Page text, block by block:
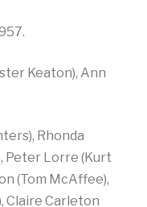
Keaton), Ann
Rhonda
Peter Lorre (Kurt
(Tom McAffee),
Claire Carleton